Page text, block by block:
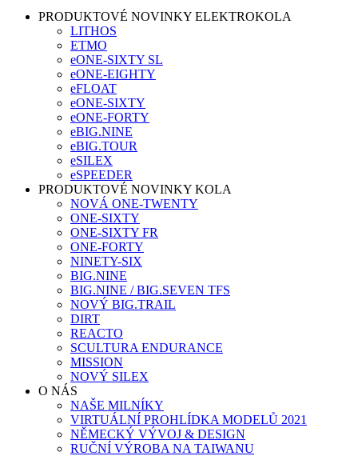
PRODUKTOVÉ NOVINKY ELEKTROKOLA
LITHOS
ETMO
eONE-SIXTY SL
eONE-EIGHTY
eFLOAT
eONE-SIXTY
eONE-FORTY
eBIG.NINE
eBIG.TOUR
eSILEX
eSPEEDER
PRODUKTOVÉ NOVINKY KOLA
NOVÁ ONE-TWENTY
ONE-SIXTY
ONE-SIXTY FR
ONE-FORTY
NINETY-SIX
BIG.NINE
BIG.NINE / BIG.SEVEN TFS
NOVÝ BIG.TRAIL
DIRT
REACTO
SCULTURA ENDURANCE
MISSION
NOVÝ SILEX
O NÁS
NAŠE MILNÍKY
VIRTUÁLNÍ PROHLÍDKA MODELŮ 2021
NĚMECKÝ VÝVOJ & DESIGN
RUČNÍ VÝROBA NA TAIWANU